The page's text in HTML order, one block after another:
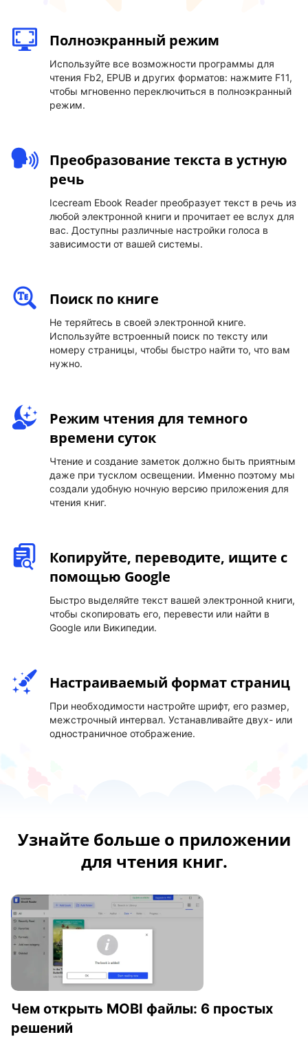
Полноэкранный режим
Используйте все возможности программы для
чтения Fb2, EPUB и других форматов: нажмите F11,
чтобы мгновенно переключиться в полноэкранный
режим.
Преобразование текста в устную
речь
Icecream Ebook Reader преобразует текст в речь из
любой электронной книги и прочитает ее вслух для
вас. Доступны различные настройки голоса в
зависимости от вашей системы.
Поиск по книге
Не теряйтесь в своей электронной книге.
Используйте встроенный поиск по тексту или
номеру страницы, чтобы быстро найти то, что вам
нужно.
Режим чтения для темного
времени суток
Чтение и создание заметок должно быть приятным
даже при тусклом освещении. Именно поэтому мы
создали удобную ночную версию приложения для
чтения книг.
Копируйте, переводите, ищите с
помощью Google
Быстро выделяйте текст вашей электронной книги,
чтобы скопировать его, перевести или найти в
Google или Википедии.
Настраиваемый формат страниц
При необходимости настройте шрифт, его размер,
межстрочный интервал. Устанавливайте двух- или
одностраничное отображение.
Узнайте больше о приложении
для чтения книг.
Чем открыть MOBI файлы: 6 простых
решений